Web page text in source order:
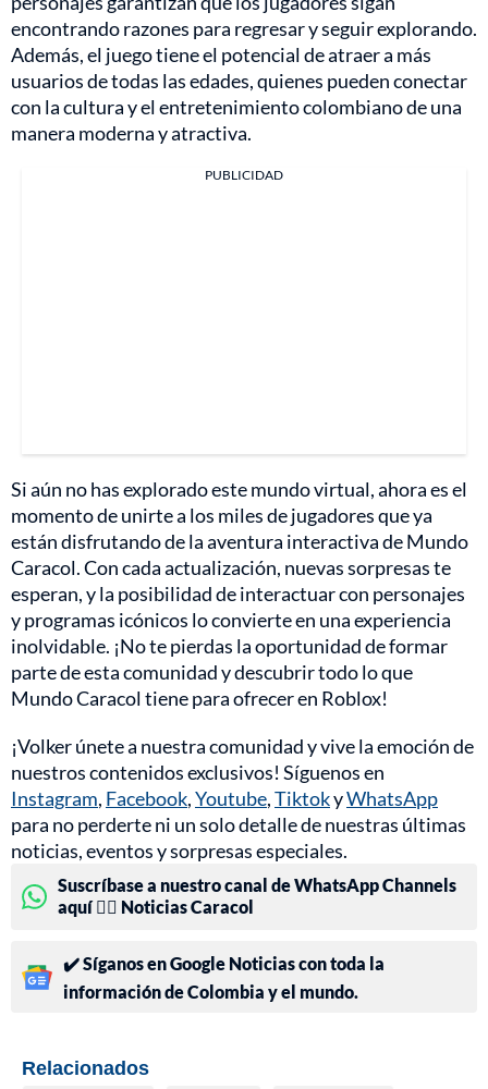
encontrando razones para regresar y seguir explorando.
Además, el juego tiene el potencial de atraer a más
usuarios de todas las edades, quienes pueden conectar
con la cultura y el entretenimiento colombiano de una
manera moderna y atractiva.
PUBLICIDAD
Si aún no has explorado este mundo virtual, ahora es el
momento de unirte a los miles de jugadores que ya
están disfrutando de la aventura interactiva de Mundo
Caracol. Con cada actualización, nuevas sorpresas te
esperan, y la posibilidad de interactuar con personajes
y programas icónicos lo convierte en una experiencia
inolvidable. ¡No te pierdas la oportunidad de formar
parte de esta comunidad y descubrir todo lo que
Mundo Caracol tiene para ofrecer en Roblox!
¡Volker únete a nuestra comunidad y vive la emoción de
nuestros contenidos exclusivos! Síguenos en
Instagram, Facebook,Youtube,TiktokyWhatsApp
para no perderte ni un solo detalle de nuestras últimas
noticias, eventos y sorpresas especiales.
Suscríbase a nuestro canal de WhatsApp Channels
aquí 👉🏻 Noticias Caracol
✔️ Síganos en Google Noticias con toda la
información de Colombia y el mundo.
Relacionados